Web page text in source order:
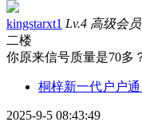
kingstarxt1 Lv.4 高级会员
二楼
你原来信号质量是70多
桐梓新一代户户通
2025-9-5 08:43:49